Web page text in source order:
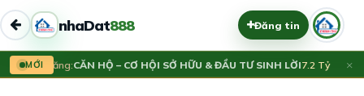
nhaDat888 Đăng tin
MỚI
Vừa đăng:CĂN HỘ – CƠ HỘI SỞ HỮU & ĐẦU TƯ SINH LỜI7.2 Tỷ ×